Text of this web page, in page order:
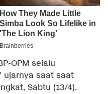
OPM selalu
ujarnya saat saat
Sabtu (13/4).